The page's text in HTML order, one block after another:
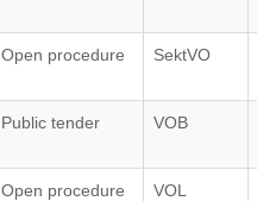
Open procedure SektVO
Public tender VOB
Open procedure VOL